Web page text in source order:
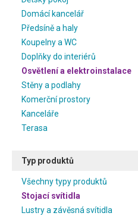
Domácí kancelář
Předsíně a haly
Koupelny a WC
Doplňky do interiérů
Osvětlení a elektroinstalace
Stěny a podlahy
Komerční prostory
Kanceláře
Terasa
Typ produktů
Všechny typy produktů
Stojací svítidla
Lustry a závěsná svítidla